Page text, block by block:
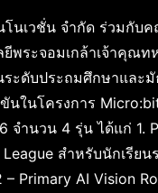
โนเวชั่น จำกัด ร่วมกับ
พระจอมเกล้าเจ้าคุณท
ระดับประถมศึกษาและ
นในโครงการ
จำนวน 4 รุ่น ได้แก่ 1.
สำหรับนักเรีย
Primary AI Vision